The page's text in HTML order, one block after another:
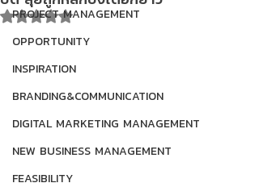
PROJECT MANAGEMENT
OPPORTUNITY
INSPIRATION
BRANDING&COMMUNICATION
DIGITAL MARKETING MANAGEMENT
NEW BUSINESS MANAGEMENT
FEASIBILITY
Rated NaN out of 5 stars.